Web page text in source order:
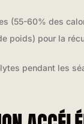
(55-60% des
poids) pour la
pendant les